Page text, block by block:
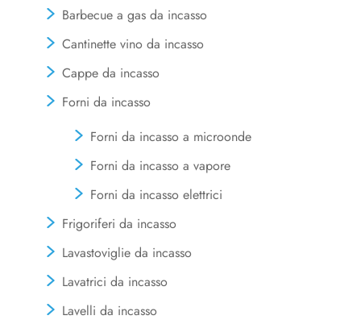
Barbecue a gas da incasso
Cantinette vino da incasso
Cappe da incasso
Forni da incasso
Forni da incasso a microonde
Forni da incasso a vapore
Forni da incasso elettrici
Frigoriferi da incasso
Lavastoviglie da incasso
Lavatrici da incasso
Lavelli da incasso